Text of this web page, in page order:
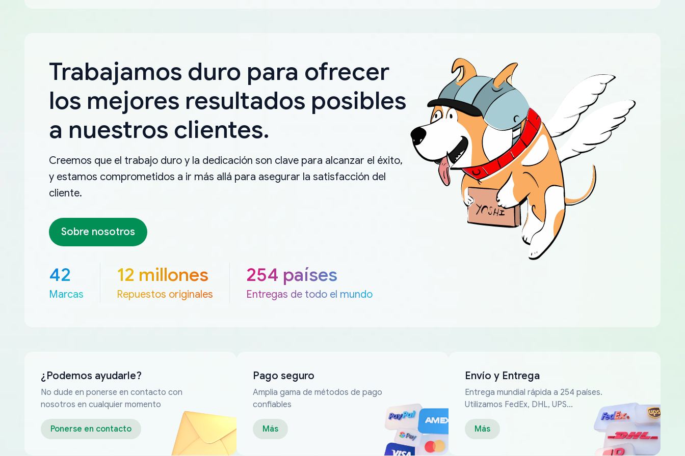
Trabajamos duro para ofrecer
los mejores resultados posibles
a nuestros clientes.
Creemos que el trabajo duro y la dedicación son clave para alcanzar el éxito,
y estamos comprometidos a ir más allá para asegurar la satisfacción del
cliente.
Sobre nosotros
42
Marcas
12 millones
Repuestos originales
254 países
Entregas de todo el mundo
¿Podemos ayudarle?
No dude en ponerse en contacto con
nosotros en cualquier momento
Ponerse en contacto
Pago seguro
Amplia gama de métodos de pago
confiables
Más
Envío y Entrega
Entrega mundial rápida a 254 países.
Utilizamos FedEx, DHL, UPS...
Más